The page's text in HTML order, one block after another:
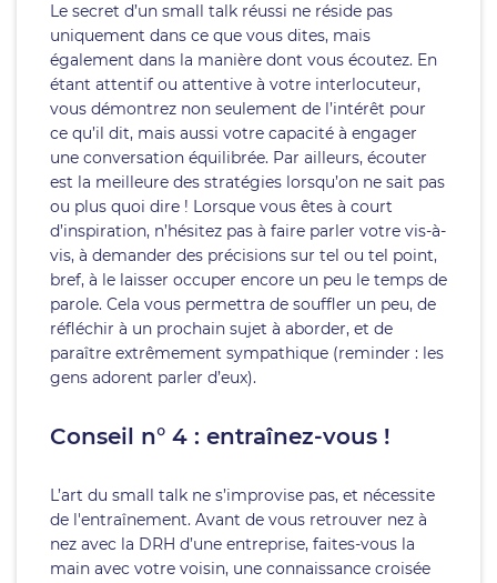
Le secret d’un small talk réussi ne réside pas
uniquement dans ce que vous dites, mais
également dans la manière dont vous écoutez. En
étant attentif ou attentive à votre interlocuteur,
vous démontrez non seulement de l’intérêt pour
ce qu’il dit, mais aussi votre capacité à engager
une conversation équilibrée. Par ailleurs, écouter
est la meilleure des stratégies lorsqu’on ne sait pas
ou plus quoi dire ! Lorsque vous êtes à court
d’inspiration, n’hésitez pas à faire parler votre vis-à-
vis, à demander des précisions sur tel ou tel point,
bref, à le laisser occuper encore un peu le temps de
parole. Cela vous permettra de souffler un peu, de
réfléchir à un prochain sujet à aborder, et de
paraître extrêmement sympathique (reminder : les
gens adorent parler d’eux).
Conseil n° 4 : entraînez-vous !
L’art du small talk ne s’improvise pas, et nécessite
de l'entraînement. Avant de vous retrouver nez à
nez avec la DRH d’une entreprise, faites-vous la
main avec votre voisin, une connaissance croisée